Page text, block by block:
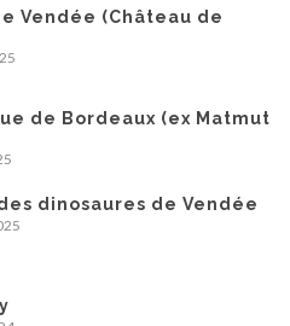
Vendée (Château de
de Bordeaux (ex Matmut
dinosaures de Vendée